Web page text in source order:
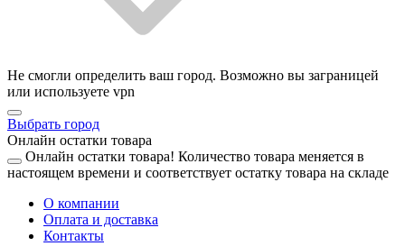
Не смогли определить ваш город. Возможно вы заграницей
или используете vpn
Выбрать город
Онлайн остатки товара
Онлайн остатки товара! Количество товара меняется в
настоящем времени и соответствует остатку товара на складе
О компании
Оплата и доставка
Контакты